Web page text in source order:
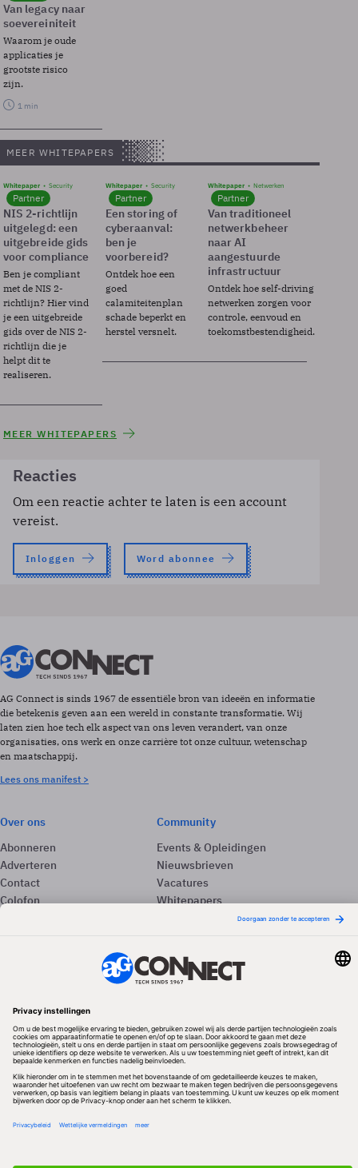
Van legacy naar
soevereiniteit
Waarom je oude
applicaties je
grootste risico
zijn.
1 min
MEER WHITEPAPERS
Whitepaper Security
Partner
NIS 2-richtlijn
uitgelegd: een
uitgebreide gids
voor compliance
Ben je compliant
met de NIS 2-
richtlijn? Hier vind
je een uitgebreide
gids over de NIS 2-
richtlijn die je
helpt dit te
realiseren.
Whitepaper Security
Partner
Een storing of
cyberaanval:
ben je
voorbereid?
Ontdek hoe een
goed
calamiteitenplan
schade beperkt en
herstel versnelt.
Whitepaper Netwerken
Partner
Van traditioneel
netwerkbeheer
naar AI
aangestuurde
infrastructuur
Ontdek hoe self-driving
netwerken zorgen voor
controle, eenvoud en
toekomstbestendigheid.
MEER WHITEPAPERS
Reacties
Om een reactie achter te laten is een account
vereist.
Inloggen Word abonnee
AG Connect is sinds 1967 de essentiële bron van ideeën en informatie
die betekenis geven aan een wereld in constante transformatie. Wij
laten zien hoe tech elk aspect van ons leven verandert, van onze
organisaties, ons werk en onze carrière tot onze cultuur, wetenschap
en maatschappij.
Lees ons manifest >
Over ons
Abonneren
Adverteren
Contact
Colofon
Community
Events & Opleidingen
Nieuwsbrieven
Vacatures
Whitepapers
Redactionele partner
Algemene Voorwaarden & Copyrights